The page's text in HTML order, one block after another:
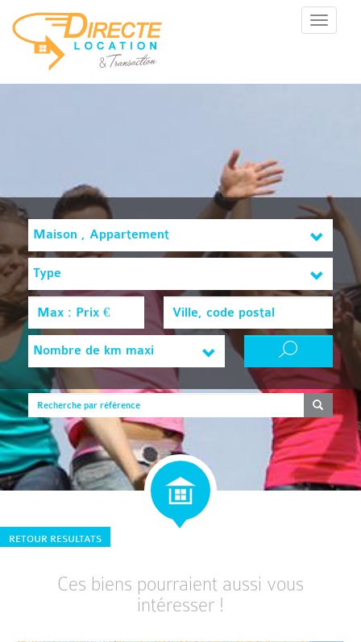
Menu
Maison , Appartement
Type
Nombre de km maxi
RETOUR RESULTATS
Ces biens pourraient aussi vous
intéresser !